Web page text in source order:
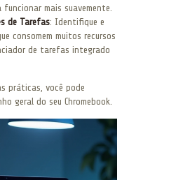
mais suavemente.
de Tarefas: Identifique e
consomem muitos recursos
de tarefas integrado
práticas, você pode
geral do seu Chromebook.